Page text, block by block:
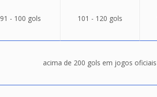
91 - 100 gols 101 - 120 gols
acima de 200 gols em jogos oficiais